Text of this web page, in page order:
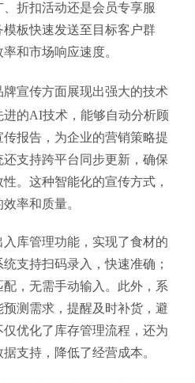
折扣活动还是会员专享服
板快速发送至目标客户群
和市场响应速度。
牌宣传方面展现出强大的技术
的AI技术，能够自动分析顾
报告，为企业的营销策略提
支持跨平台同步更新，确保
。这种智能化的宣传方式，
率和质量。
库管理功能，实现了食材的
支持扫码录入，快速准确；
，无需手动输入。此外，系
测需求，提醒及时补货，避
优化了库存管理流程，还为
支持，降低了经营成本。